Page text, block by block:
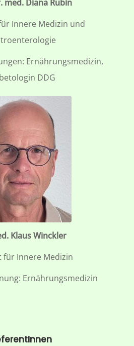
med. Diana Rubin
Innere Medizin und
Ernährungsmedizin,
DDG
Klaus Winckler
für Innere Medizin
Ernährungsmedizin